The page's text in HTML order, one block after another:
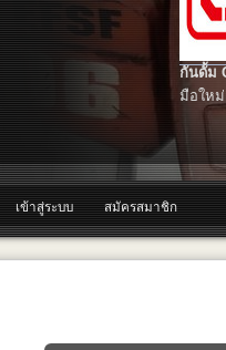
กันดั้ม
มือใหม่
เข้าสู่ระบบ สมัครสมาชิก